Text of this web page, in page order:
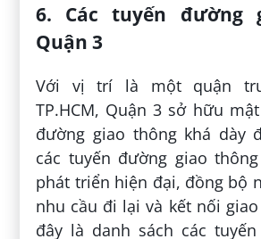
6. Các tuyến đường
Quận 3
Với vị trí là một quận
TP.HCM, Quận 3 sở hữu
đường giao thông khá dày
các tuyến đường giao
phát triển hiện đại, đồng bộ
nhu cầu đi lại và kết nối
đây là danh sách các